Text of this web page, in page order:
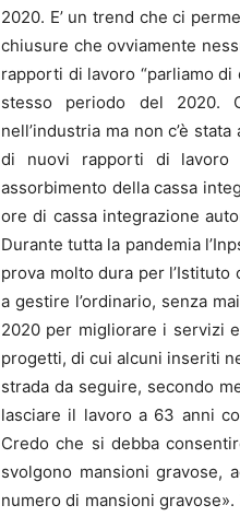
2020. E’ un trend che ci
chiusure che ovviamente
rapporti di lavoro “parliamo
stesso periodo del 2020.
nell’industria ma non c’è
di nuovi rapporti di lavoro
assorbimento della cassa
ore di cassa integrazione
Durante tutta la pandemia
prova molto dura per
a gestire l’ordinario, senza
2020 per migliorare i servizi
progetti, di cui alcuni inseriti
strada da seguire, secondo
lasciare il lavoro a 63 anni
Credo che si debba
svolgono mansioni gravose,
numero di mansioni